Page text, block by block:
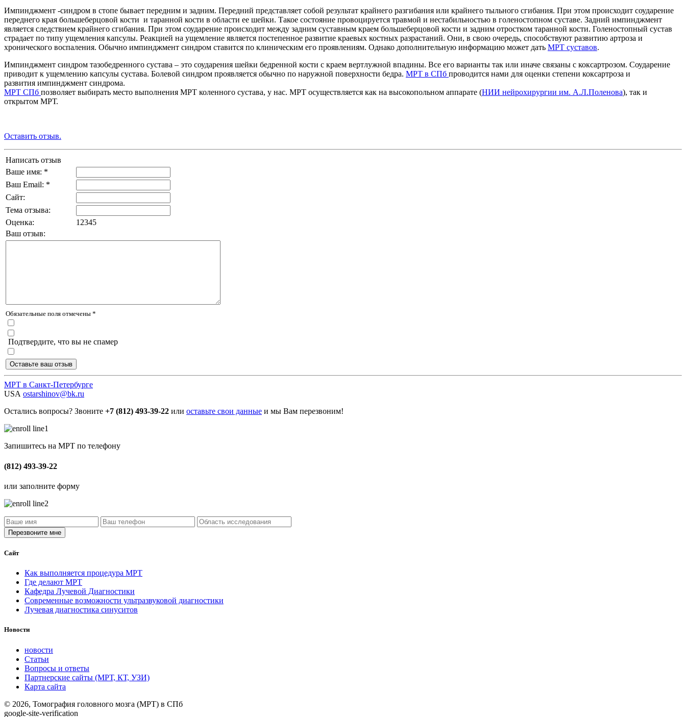
Импинджмент -синдром в стопе бывает передним и задним. Передний представляет собой результат крайнего разгибания или крайнего тыльного сгибания. При этом происходит соударение
переднего края большеберцовой кости и таранной кости в области ее шейки. Такое состояние провоцируется травмой и нестабильностью в голеностопном суставе. Задний импинджмент
является следствием крайнего сгибания. При этом соударение происходит между задним суставным краем большеберцовой кости и задним отростком таранной кости. Голеностопный сустав
страдает по типу ущемления капсулы. Реакцией на ущемление является постепенное развитие краевых костных разрастаний. Они, в свою очередь, способствуют развитию артроза и
хронического воспаления. Обычно импинджмент синдром ставится по клиническим его проявлениям. Однако дополнительную информацию может дать МРТ суставов.
Импинджмент синдром тазобедренного сустава – это соударения шейки бедренной кости с краем вертлужной впадины. Все его варианты так или иначе связаны с коксартрозом. Соударение
приводит к ущемлению капсулы сустава. Болевой синдром проявляется обычно по наружной поверхности бедра. МРТ в СПб проводится нами для оценки степени коксартроза и
развития импинджмент синдрома.
МРТ СПб позволяет выбирать место выполнения МРТ коленного сустава, у нас. МРТ осуществляется как на высокопольном аппарате (НИИ нейрохирургии им. А.Л.Поленова), так и
открытом МРТ.
Оставить отзыв.
Написать отзыв
Ваше имя: *
Ваш Email: *
Сайт:
Тема отзыва:
Оценка:
1 2345
Ваш отзыв:
Обязательные поля отмечены *
Подтвердите, что вы не спамер
МРТ в Санкт-Петербурге
USA ostarshinov@bk.ru
Остались вопросы? Звоните +7 (812) 493-39-22 или оставьте свои данные и мы Вам перезвоним!
Запишитесь на МРТ по телефону
(812) 493-39-22
или заполните форму
Сайт
Как выполняется процедура МРТ
Где делают МРТ
Кафедра Лучевой Диагностики
Современные возможности ультразвуковой диагностики
Лучевая диагностика синуситов
Новости
новости
Статьи
Вопросы и ответы
Партнерские сайты (МРТ, КТ, УЗИ)
Карта сайта
© 2026, Томография головного мозга (МРТ) в СПб
google-site-verification